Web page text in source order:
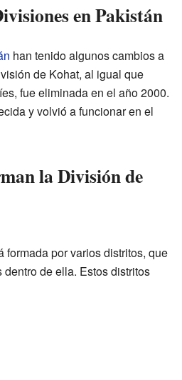
en Pakistán
han tenido algunos cambios a
de Kohat, al igual que
fue eliminada en el año 2000.
y volvió a funcionar en el
la División de
formada por varios distritos, que
de ella. Estos distritos